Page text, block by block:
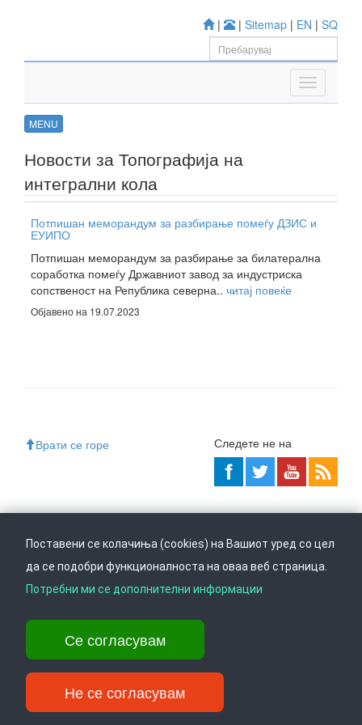
| | Sitemap | EN | SQ
MENU
Новости за Топографија на
интегрални кола
Потпишан меморандум за разбирање помеѓу ДЗИС и
ЕУИПО
Потпишан меморандум за разбирање за билатерална
соработка помеѓу Државниот завод за индустриска
сопственост на Република северна.. читај повеќе
Објавено на 19.07.2023
Врати се горе Следете не на
info@ippo.gov.mk
©2026. · Privacy·Terms
Поставени се колачиња (cookies) на Вашиот уред со цел
да се подобри функционалноста на оваа веб страница.
Потребни ми се дополнителни информации
Се согласувам
Не се согласувам